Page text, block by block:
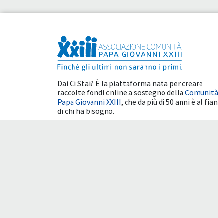
Dai Ci Stai? È la piattaforma nata per creare
raccolte fondi online a sostegno della Comunità
Papa Giovanni XXIII, che da più di 50 anni è al
di chi ha bisogno.